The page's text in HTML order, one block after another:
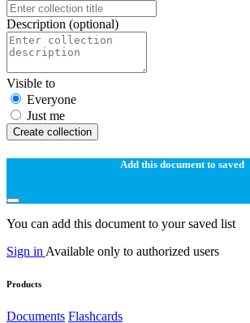
Description (optional)
Visible to
Everyone
Just me
Create collection
Add this document to saved
You can add this document to your saved list
Sign in Available only to authorized users
Products
Documents Flashcards